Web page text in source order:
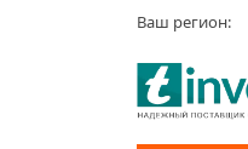
Ваш регион: